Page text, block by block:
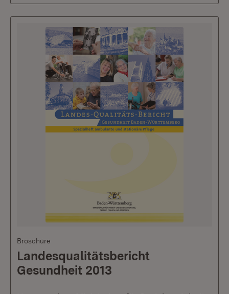
Broschüre
Landesqualitätsbericht
Gesundheit 2013